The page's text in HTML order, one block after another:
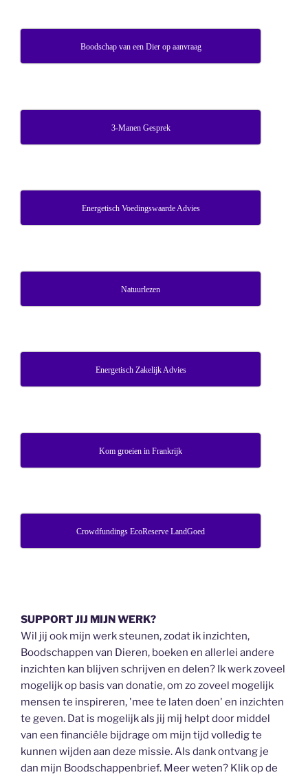
Boodschap van een Dier op aanvraag
3-Manen Gesprek
Energetisch Voedingswaarde Advies
Natuurlezen
Energetisch Zakelijk Advies
Kom groeien in Frankrijk
Crowdfundings EcoReserve LandGoed
SUPPORT JIJ MIJN WERK?
Wil jij ook mijn werk steunen, zodat ik inzichten,
Boodschappen van Dieren, boeken en allerlei andere
inzichten kan blijven schrijven en delen? Ik werk zoveel
mogelijk op basis van donatie, om zo zoveel mogelijk
mensen te inspireren, 'mee te laten doen' en inzichten
te geven. Dat is mogelijk als jij mij helpt door middel
van een financiële bijdrage om mijn tijd volledig te
kunnen wijden aan deze missie. Als dank ontvang je
dan mijn Boodschappenbrief. Meer weten? Klik op de